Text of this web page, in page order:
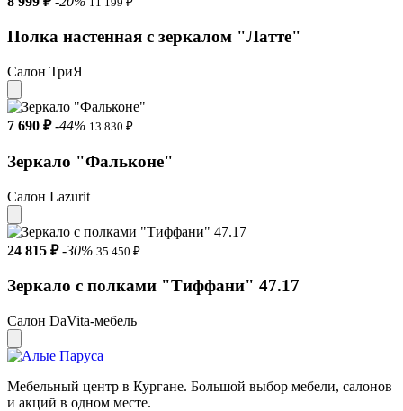
Полка настенная с зеркалом "Латте"
Салон ТриЯ
7 690 ₽ -44% 13 830 ₽
Зеркало "Фальконе"
Салон Lazurit
24 815 ₽ -30% 35 450 ₽
Зеркало с полками "Тиффани" 47.17
Салон DaVita-мебель
Мебельный центр в Кургане. Большой выбор мебели, салонов
и акций в одном месте.